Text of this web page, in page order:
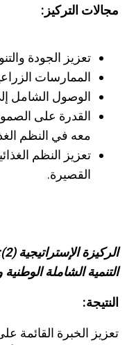
مجالات التركيز:
تعزيز الجودة
الممارسات
الوصول الشامل
القدرة على
معه في النظم
تعزيز النظم
القصيرة.
الركيزة الإستراتيجية (2):
التنمية الشاملة الوطنية
النتيجة:
تعزيز الخبرة القائمة